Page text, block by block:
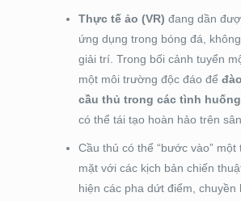
Thực tế ảo (VR) đang dần
ứng dụng trong bóng đá,
giải trí. Trong bối cảnh tuyển
một môi trường độc đáo để
cầu thủ trong các tình
có thể tái tạo hoàn hảo trên
Cầu thủ có thể “bước vào”
mặt với các kịch bản chiến
hiện các pha dứt điểm,